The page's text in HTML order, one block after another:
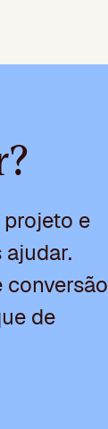
e
conversão
de